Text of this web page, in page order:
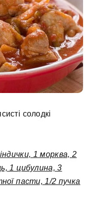
солодкі
1 морква, 2
1 цибулина, 3
пасти, 1/2 пучка